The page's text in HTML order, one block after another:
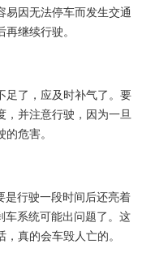
易因无法停车而发生交通
继续行驶。
足了，应及时补气了。要
，并注意行驶，因为一旦
危害。
是行驶一段时间后还亮着
车系统可能出问题了。这
真的会车毁人亡的。